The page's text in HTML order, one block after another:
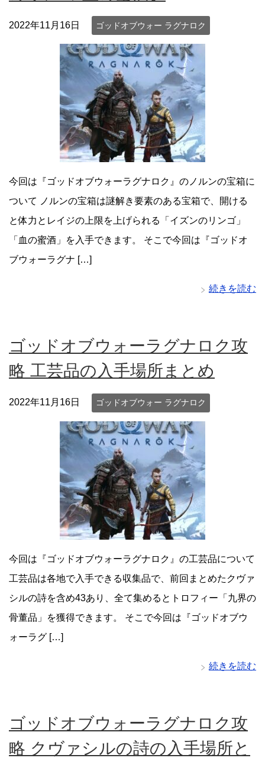
2022年11月16日 ゴッドオブウォー ラグナロク
今回は『ゴッドオブウォーラグナロク』のノルンの宝箱に
ついて ノルンの宝箱は謎解き要素のある宝箱で、開ける
と体力とレイジの上限を上げられる「イズンのリンゴ」
「血の蜜酒」を入手できます。 そこで今回は『ゴッドオ
ブウォーラグナ […]
続きを読む
ゴッドオブウォーラグナロク攻
略 工芸品の入手場所まとめ
2022年11月16日 ゴッドオブウォー ラグナロク
今回は『ゴッドオブウォーラグナロク』の工芸品について
工芸品は各地で入手できる収集品で、前回まとめたクヴァ
シルの詩を含め43あり、全て集めるとトロフィー「九界の
骨董品」を獲得できます。 そこで今回は『ゴッドオブウ
ォーラグ […]
続きを読む
ゴッドオブウォーラグナロク攻
略 クヴァシルの詩の入手場所と